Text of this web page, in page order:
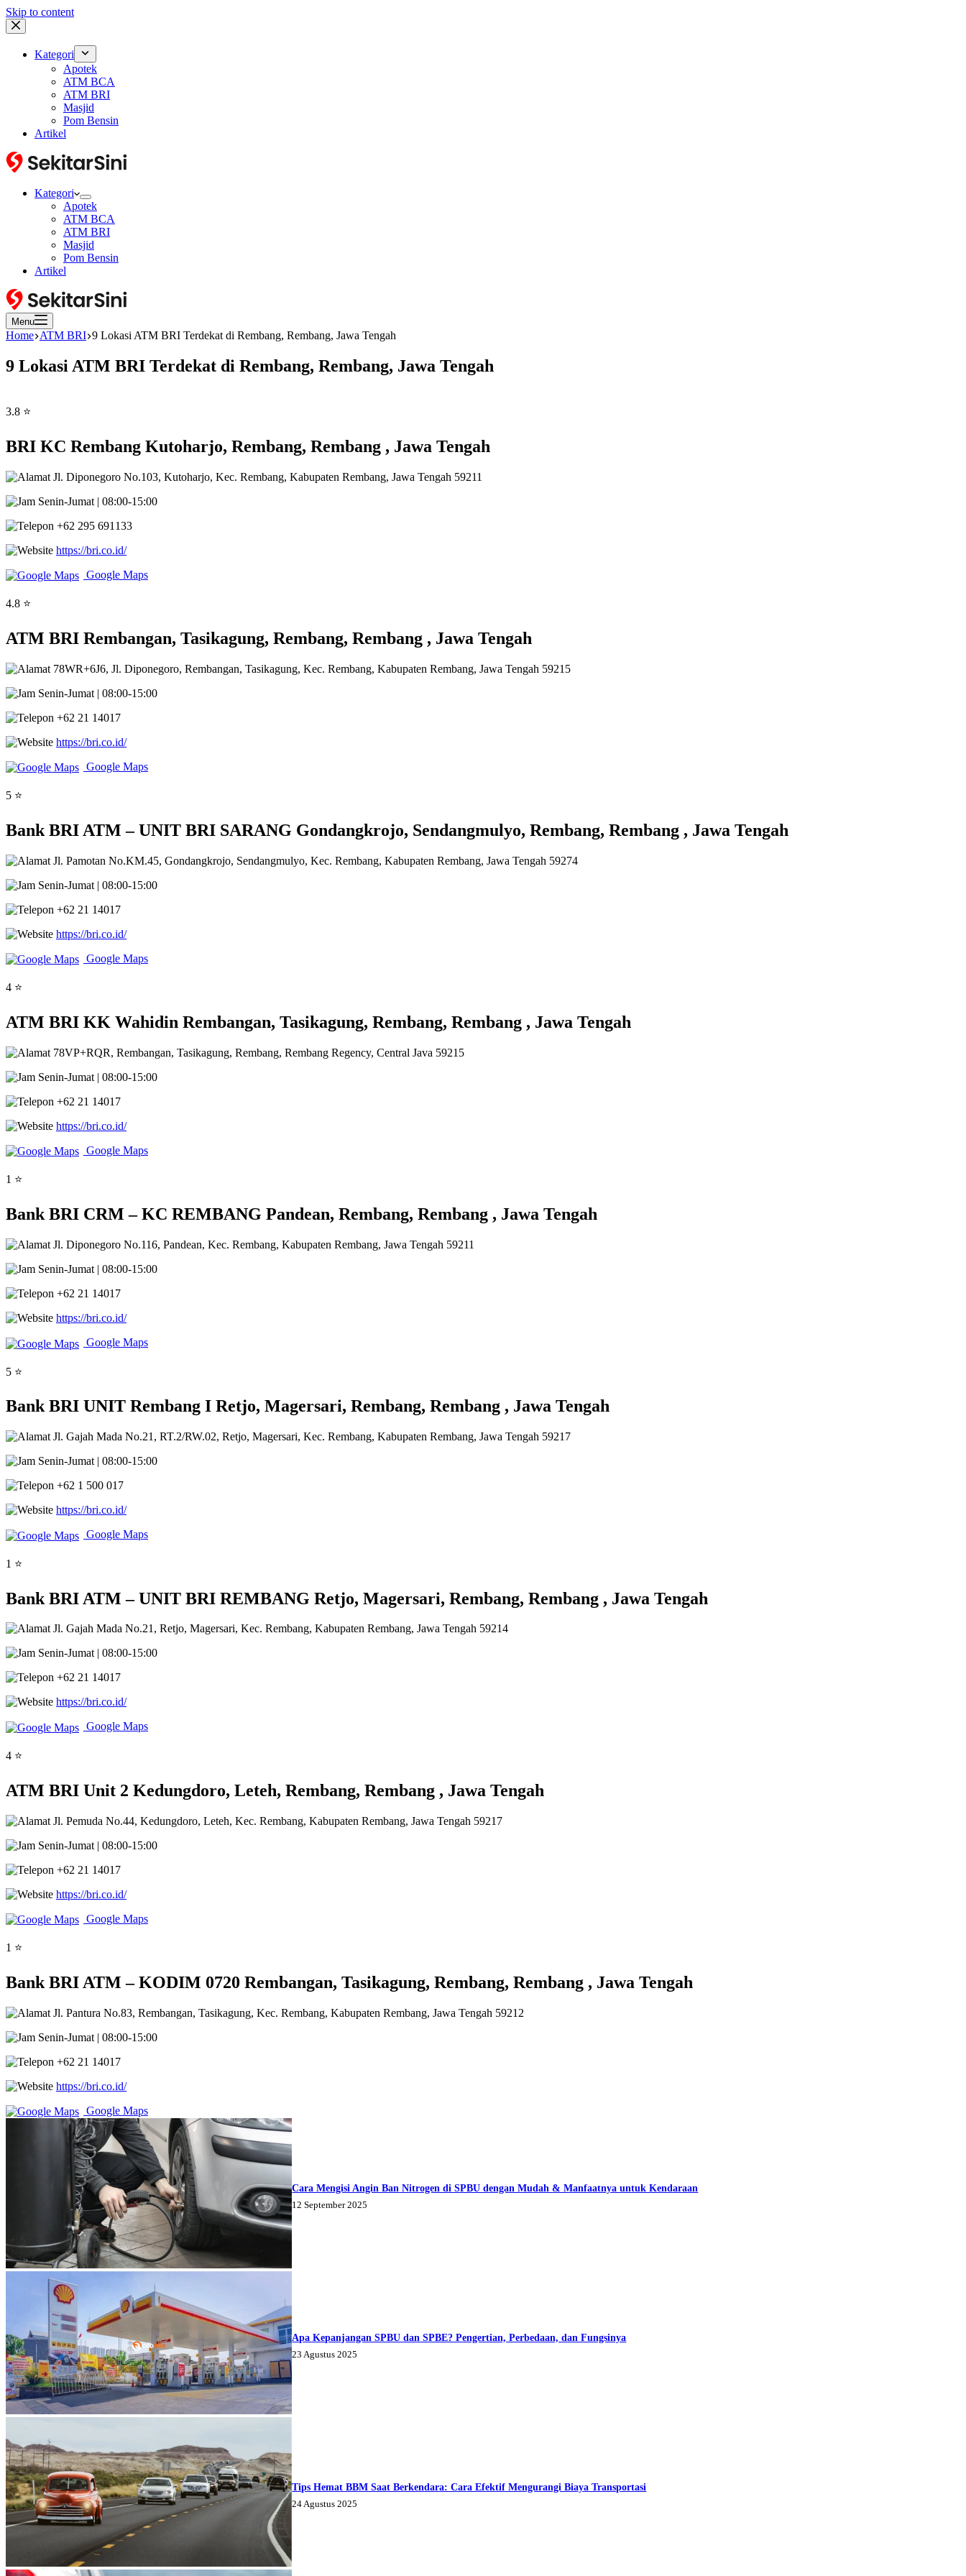
Skip to content
Kategori
Apotek
ATM BCA
ATM BRI
Masjid
Pom Bensin
Artikel
Kategori
Apotek
ATM BCA
ATM BRI
Masjid
Pom Bensin
Artikel
Menu
Home ATM BRI 9 Lokasi ATM BRI Terdekat di Rembang, Rembang, Jawa Tengah
9 Lokasi ATM BRI Terdekat di Rembang, Rembang, Jawa Tengah
3.8 ⭐
BRI KC Rembang Kutoharjo, Rembang, Rembang , Jawa Tengah
Jl. Diponegoro No.103, Kutoharjo, Kec. Rembang, Kabupaten Rembang, Jawa Tengah 59211
Senin-Jumat | 08:00-15:00
+62 295 691133
https://bri.co.id/
Google Maps
4.8 ⭐
ATM BRI Rembangan, Tasikagung, Rembang, Rembang , Jawa Tengah
78WR+6J6, Jl. Diponegoro, Rembangan, Tasikagung, Kec. Rembang, Kabupaten Rembang, Jawa Tengah 59215
Senin-Jumat | 08:00-15:00
+62 21 14017
https://bri.co.id/
Google Maps
5 ⭐
Bank BRI ATM – UNIT BRI SARANG Gondangkrojo, Sendangmulyo, Rembang, Rembang , Jawa Tengah
Jl. Pamotan No.KM.45, Gondangkrojo, Sendangmulyo, Kec. Rembang, Kabupaten Rembang, Jawa Tengah 59274
Senin-Jumat | 08:00-15:00
+62 21 14017
https://bri.co.id/
Google Maps
4 ⭐
ATM BRI KK Wahidin Rembangan, Tasikagung, Rembang, Rembang , Jawa Tengah
78VP+RQR, Rembangan, Tasikagung, Rembang, Rembang Regency, Central Java 59215
Senin-Jumat | 08:00-15:00
+62 21 14017
https://bri.co.id/
Google Maps
1 ⭐
Bank BRI CRM – KC REMBANG Pandean, Rembang, Rembang , Jawa Tengah
Jl. Diponegoro No.116, Pandean, Kec. Rembang, Kabupaten Rembang, Jawa Tengah 59211
Senin-Jumat | 08:00-15:00
+62 21 14017
https://bri.co.id/
Google Maps
5 ⭐
Bank BRI UNIT Rembang I Retjo, Magersari, Rembang, Rembang , Jawa Tengah
Jl. Gajah Mada No.21, RT.2/RW.02, Retjo, Magersari, Kec. Rembang, Kabupaten Rembang, Jawa Tengah 59217
Senin-Jumat | 08:00-15:00
+62 1 500 017
https://bri.co.id/
Google Maps
1 ⭐
Bank BRI ATM – UNIT BRI REMBANG Retjo, Magersari, Rembang, Rembang , Jawa Tengah
Jl. Gajah Mada No.21, Retjo, Magersari, Kec. Rembang, Kabupaten Rembang, Jawa Tengah 59214
Senin-Jumat | 08:00-15:00
+62 21 14017
https://bri.co.id/
Google Maps
4 ⭐
ATM BRI Unit 2 Kedungdoro, Leteh, Rembang, Rembang , Jawa Tengah
Jl. Pemuda No.44, Kedungdoro, Leteh, Kec. Rembang, Kabupaten Rembang, Jawa Tengah 59217
Senin-Jumat | 08:00-15:00
+62 21 14017
https://bri.co.id/
Google Maps
1 ⭐
Bank BRI ATM – KODIM 0720 Rembangan, Tasikagung, Rembang, Rembang , Jawa Tengah
Jl. Pantura No.83, Rembangan, Tasikagung, Kec. Rembang, Kabupaten Rembang, Jawa Tengah 59212
Senin-Jumat | 08:00-15:00
+62 21 14017
https://bri.co.id/
Google Maps
Cara Mengisi Angin Ban Nitrogen di SPBU dengan Mudah & Manfaatnya untuk Kendaraan
12 September 2025
Apa Kepanjangan SPBU dan SPBE? Pengertian, Perbedaan, dan Fungsinya
23 Agustus 2025
Tips Hemat BBM Saat Berkendara: Cara Efektif Mengurangi Biaya Transportasi
24 Agustus 2025